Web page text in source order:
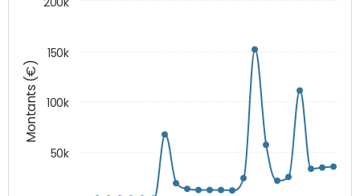
Montants (€)
50k
100k
150k
200k